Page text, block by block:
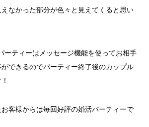
なかった部分が色々と見えてくると思い
ーティーはメッセージ機能を使ってお相手
できるのでパーティー終了後のカップル
客様からは毎回好評の婚活パーティーで